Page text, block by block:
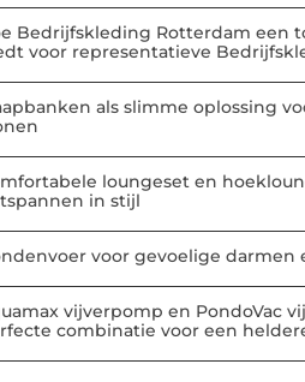
Bedrijfskleding Rotterdam een
voor representatieve
als slimme oplossing
loungeset en
in stijl
voor gevoelige darmen
vijverpomp en PondoVac
combinatie voor een